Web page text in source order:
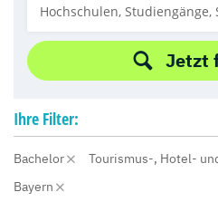
Jetzt
Ihre Filter:
Bachelor
Tourismus-, Hotel-
Bayern